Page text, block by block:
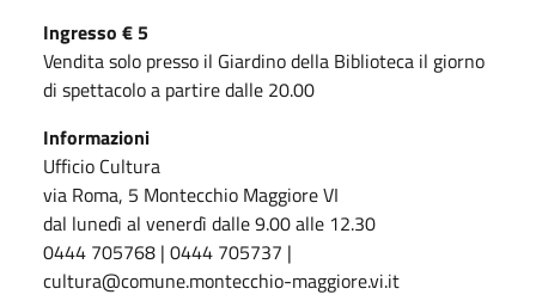
Ingresso € 5
Vendita solo presso il Giardino della Biblioteca il giorno
di spettacolo a partire dalle 20.00
Informazioni
Ufficio Cultura
via Roma, 5 Montecchio Maggiore VI
dal lunedì al venerdì dalle 9.00 alle 12.30
0444 705768 | 0444 705737 |
cultura@comune.montecchio-maggiore.vi.it